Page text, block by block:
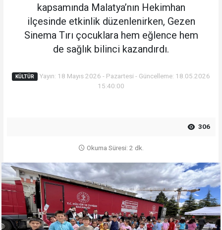
kapsamında Malatya’nın Hekimhan
ilçesinde etkinlik düzenlenirken, Gezen
Sinema Tırı çocuklara hem eğlence hem
de sağlık bilinci kazandırdı.
KÜLTÜR
Yayın: 18 Mayıs 2026 - Pazartesi - Güncelleme: 18.05.2026
15:40:00
306
Okuma Süresi: 2 dk.